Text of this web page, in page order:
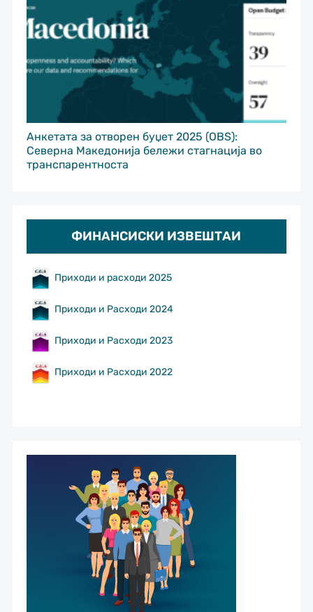
Анкетата за отворен буџет 2025 (OBS):
Северна Македонија бележи стагнација во
транспарентноста
ФИНАНСИСКИ ИЗВЕШТАИ
Приходи и расходи 2025
Приходи и Расходи 2024
Приходи и Расходи 2023
Приходи и Расходи 2022